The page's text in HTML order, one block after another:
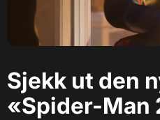
Sjekk ut den
«Spider-Man